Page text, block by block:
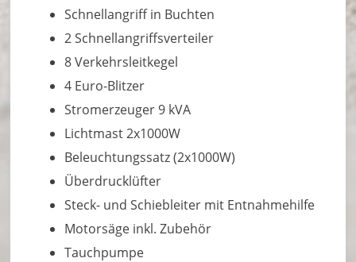
Schnellangriff in Buchten
2 Schnellangriffsverteiler
8 Verkehrsleitkegel
4 Euro-Blitzer
Stromerzeuger 9 kVA
Lichtmast 2x1000W
Beleuchtungssatz (2x1000W)
Überdrucklüfter
Steck- und Schiebleiter mit Entnahmehilfe
Motorsäge inkl. Zubehör
Tauchpumpe